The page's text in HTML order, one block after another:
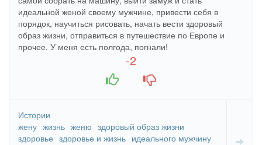
идеальной женой своему мужчине, привести себя в
порядок, научиться рисовать, начать вести здоровый
образ жизни, отправиться в путешествие по Европе и
прочее. У меня есть полгода, погнали!
-2
Истории
жену жизнь женю здоровый образ жизни
здоровье здоровье и жизнь идеального мужчину